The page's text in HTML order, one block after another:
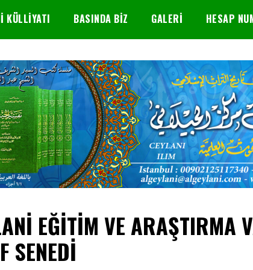
KÜLLIYATI BASINDA BIZ GALERI HESAP
EĞİTİM VE ARAŞTIRMA
SENEDİ